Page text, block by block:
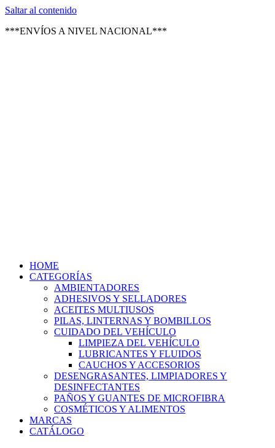
Texsal Venezuela –
Saltar al contenido
***ENVÍOS A NIVEL NACIONAL***
HOME
CATEGORÍAS
AMBIENTADORES
ADHESIVOS Y SELLADORES
ACEITES MULTIUSOS
PILAS, LINTERNAS Y BOMBILLOS
CUIDADO DEL VEHÍCULO
LIMPIEZA DEL VEHÍCULO
LUBRICANTES Y FLUIDOS
CAUCHOS Y ACCESORIOS
DESENGRASANTES, LIMPIADORES Y
DESINFECTANTES
PAÑOS Y GUANTES DE MICROFIBRA
COSMÉTICOS Y ALIMENTOS
MARCAS
CATÁLOGO